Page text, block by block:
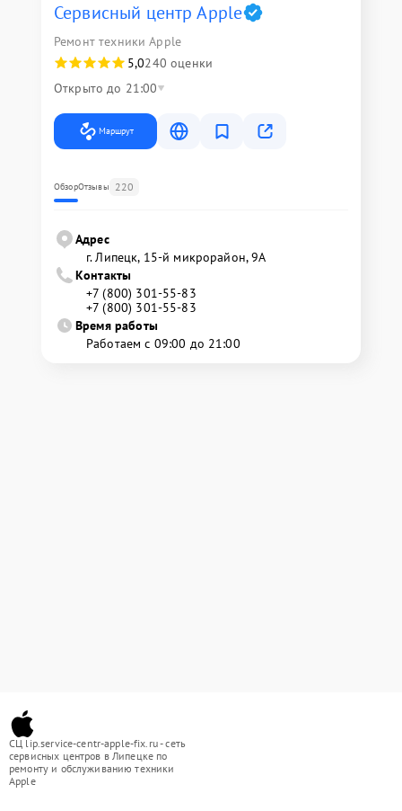
Сервисный центр Apple
Ремонт техники Apple
5,0240 оценки
Открыто до 21:00
Маршрут
ОбзорОтзывы 220
Адрес
г. Липецк, 15-й микрорайон, 9А
Контакты
+7 (800) 301-55-83
+7 (800) 301-55-83
Время работы
Работаем с 09:00 до 21:00
СЦ lip.service-centr-apple-fix.ru - сеть
сервисных центров в Липецке по
ремонту и обслуживанию техники
Apple